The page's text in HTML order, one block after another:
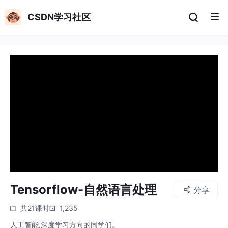
CSDN学习社区
Tensorflow-自然语言处理 分享
共21课时
1,235
人工智能,深度学习方向的同学们。